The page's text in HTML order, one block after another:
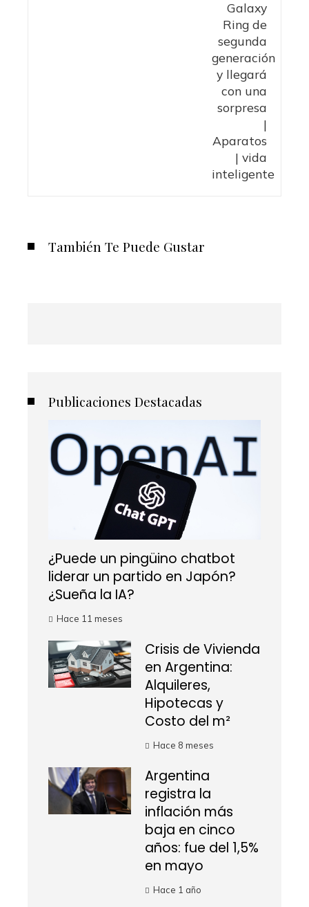
También Te Puede Gustar
Publicaciones Destacadas
¿Puede un pingüino chatbot
liderar un partido en Japón?
¿Sueña la IA?
Hace 11 meses
Crisis de Vivienda
en Argentina:
Alquileres,
Hipotecas y
Costo del m²
Hace 8 meses
Argentina
registra la
inflación más
baja en cinco
años: fue del 1,5%
en mayo
Hace 1 año